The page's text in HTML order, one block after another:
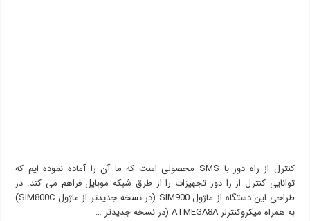
کنترل از راه دور با SMS محصولی است که ما آن را آماده نموده ایم که
توانایی کنترل از را دور تجهیزات را از طرق شبکه موبایل فراهم می کند. در
طراحی این دستگاه از ماژول SIM900 (در نسخه جدیدتر از ماژول SIM800C)
به همراه میکروکنترلر ATMEGA8A (در نسخه جدیدتر …